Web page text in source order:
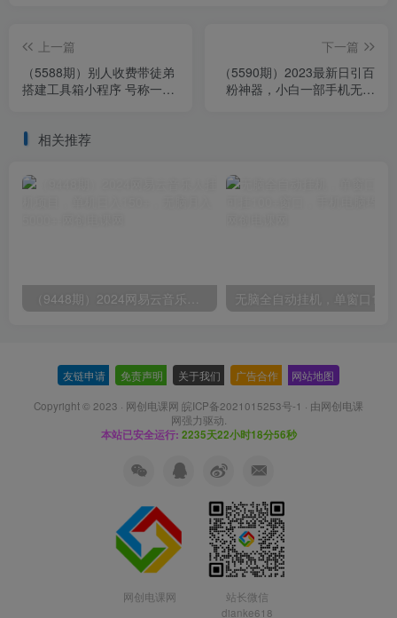
上一篇
（5588期）别人收费带徒弟
搭建工具箱小程序 号称一天
下一篇
（5590期）2023最新日引百
粉神器，小白一部手机无脑
相关推荐
友链申请 免责声明 关于我们 广告合作 网站地图
Copyright © 2023 · 网创电课网 皖ICP备2021015253号-1 · 由网创电课
网强力驱动.
本站已安全运行: 2235天22小时18分57秒
网创电课网
站长微信
dianke618